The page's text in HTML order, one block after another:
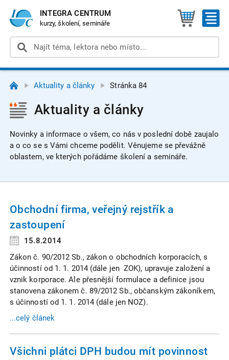
INTEGRA CENTRUM
kurzy, školení, semináře
Aktuality a články Stránka 84
Aktuality a články
Novinky a informace o všem, co nás v poslední době zaujalo
a o co se s Vámi chceme podělit. Věnujeme se převážně
oblastem, ve kterých pořádáme školení a semináře.
Obchodní firma, veřejný rejstřík a
zastoupení
15.8.2014
Zákon č. 90/2012 Sb., zákon o obchodních korporacích, s
účinností od 1. 1. 2014 (dále jen ZOK), upravuje založení a
vznik korporace. Ale přesnější formulace a definice jsou
stanovena zákonem č. 89/2012 Sb., občanským zákoníkem,
s účinností od 1. 1. 2014 (dále jen NOZ).
...celý článek
Všichni plátci DPH budou mít povinnost